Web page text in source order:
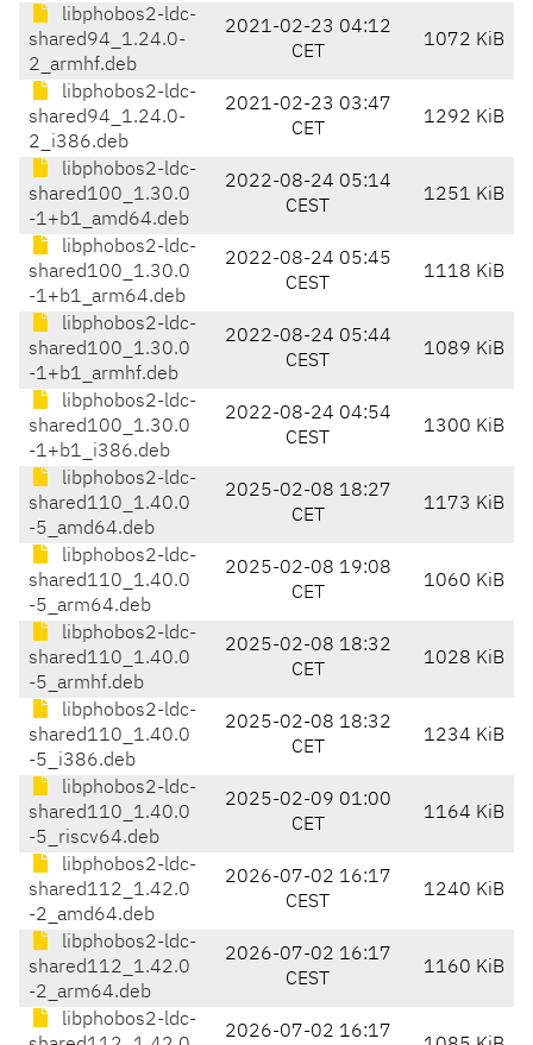
libphobos2-ldc-
shared94_1.24.0-
2_armhf.deb
2021-02-23 04:12
CET
1072 KiB
libphobos2-ldc-
shared94_1.24.0-
2_i386.deb
2021-02-23 03:47
CET
1292 KiB
libphobos2-ldc-
shared100_1.30.0
-1+b1_amd64.deb
2022-08-24 05:14
CEST
1251 KiB
libphobos2-ldc-
shared100_1.30.0
-1+b1_arm64.deb
2022-08-24 05:45
CEST
1118 KiB
libphobos2-ldc-
shared100_1.30.0
-1+b1_armhf.deb
2022-08-24 05:44
CEST
1089 KiB
libphobos2-ldc-
shared100_1.30.0
-1+b1_i386.deb
2022-08-24 04:54
CEST
1300 KiB
libphobos2-ldc-
shared110_1.40.0
-5_amd64.deb
2025-02-08 18:27
CET
1173 KiB
libphobos2-ldc-
shared110_1.40.0
-5_arm64.deb
2025-02-08 19:08
CET
1060 KiB
libphobos2-ldc-
shared110_1.40.0
-5_armhf.deb
2025-02-08 18:32
CET
1028 KiB
libphobos2-ldc-
shared110_1.40.0
-5_i386.deb
2025-02-08 18:32
CET
1234 KiB
libphobos2-ldc-
shared110_1.40.0
-5_riscv64.deb
2025-02-09 01:00
CET
1164 KiB
libphobos2-ldc-
shared112_1.42.0
-2_amd64.deb
2026-07-02 16:17
CEST
1240 KiB
libphobos2-ldc-
shared112_1.42.0
-2_arm64.deb
2026-07-02 16:17
CEST
1160 KiB
libphobos2-ldc-
2026-07-02 16:17